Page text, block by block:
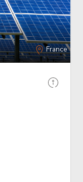
France